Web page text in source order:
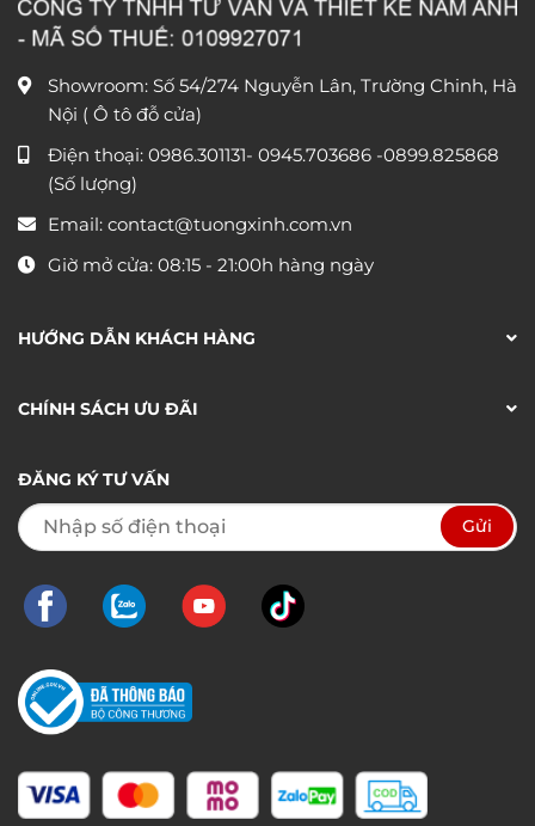
Showroom: Số 54/274 Nguyễn Lân, Trường Chinh, Hà
Nội ( Ô tô đỗ cửa)
Điện thoại: 0986.301131- 0945.703686 -0899.825868
(Số lượng)
Email: contact@tuongxinh.com.vn
Giờ mở cửa: 08:15 - 21:00h hàng ngày
HƯỚNG DẪN KHÁCH HÀNG
CHÍNH SÁCH ƯU ĐÃI
ĐĂNG KÝ TƯ VẤN